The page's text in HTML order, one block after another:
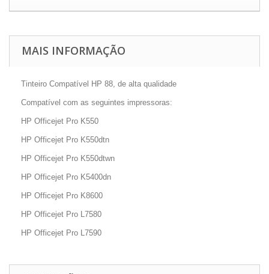
MAIS INFORMAÇÃO
Tinteiro Compatível HP 88, de alta qualidade
Compatível com as seguintes impressoras:
HP Officejet Pro K550
HP Officejet Pro K550dtn
HP Officejet Pro K550dtwn
HP Officejet Pro K5400dn
HP Officejet Pro K8600
HP Officejet Pro L7580
HP Officejet Pro L7590